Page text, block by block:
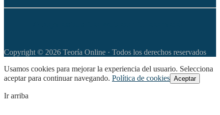
Copyright © 2026 Teoría Online · Todos los derechos reservados
Usamos cookies para mejorar la experiencia del usuario. Selecciona
aceptar para continuar navegando. Política de cookies Aceptar
Ir arriba